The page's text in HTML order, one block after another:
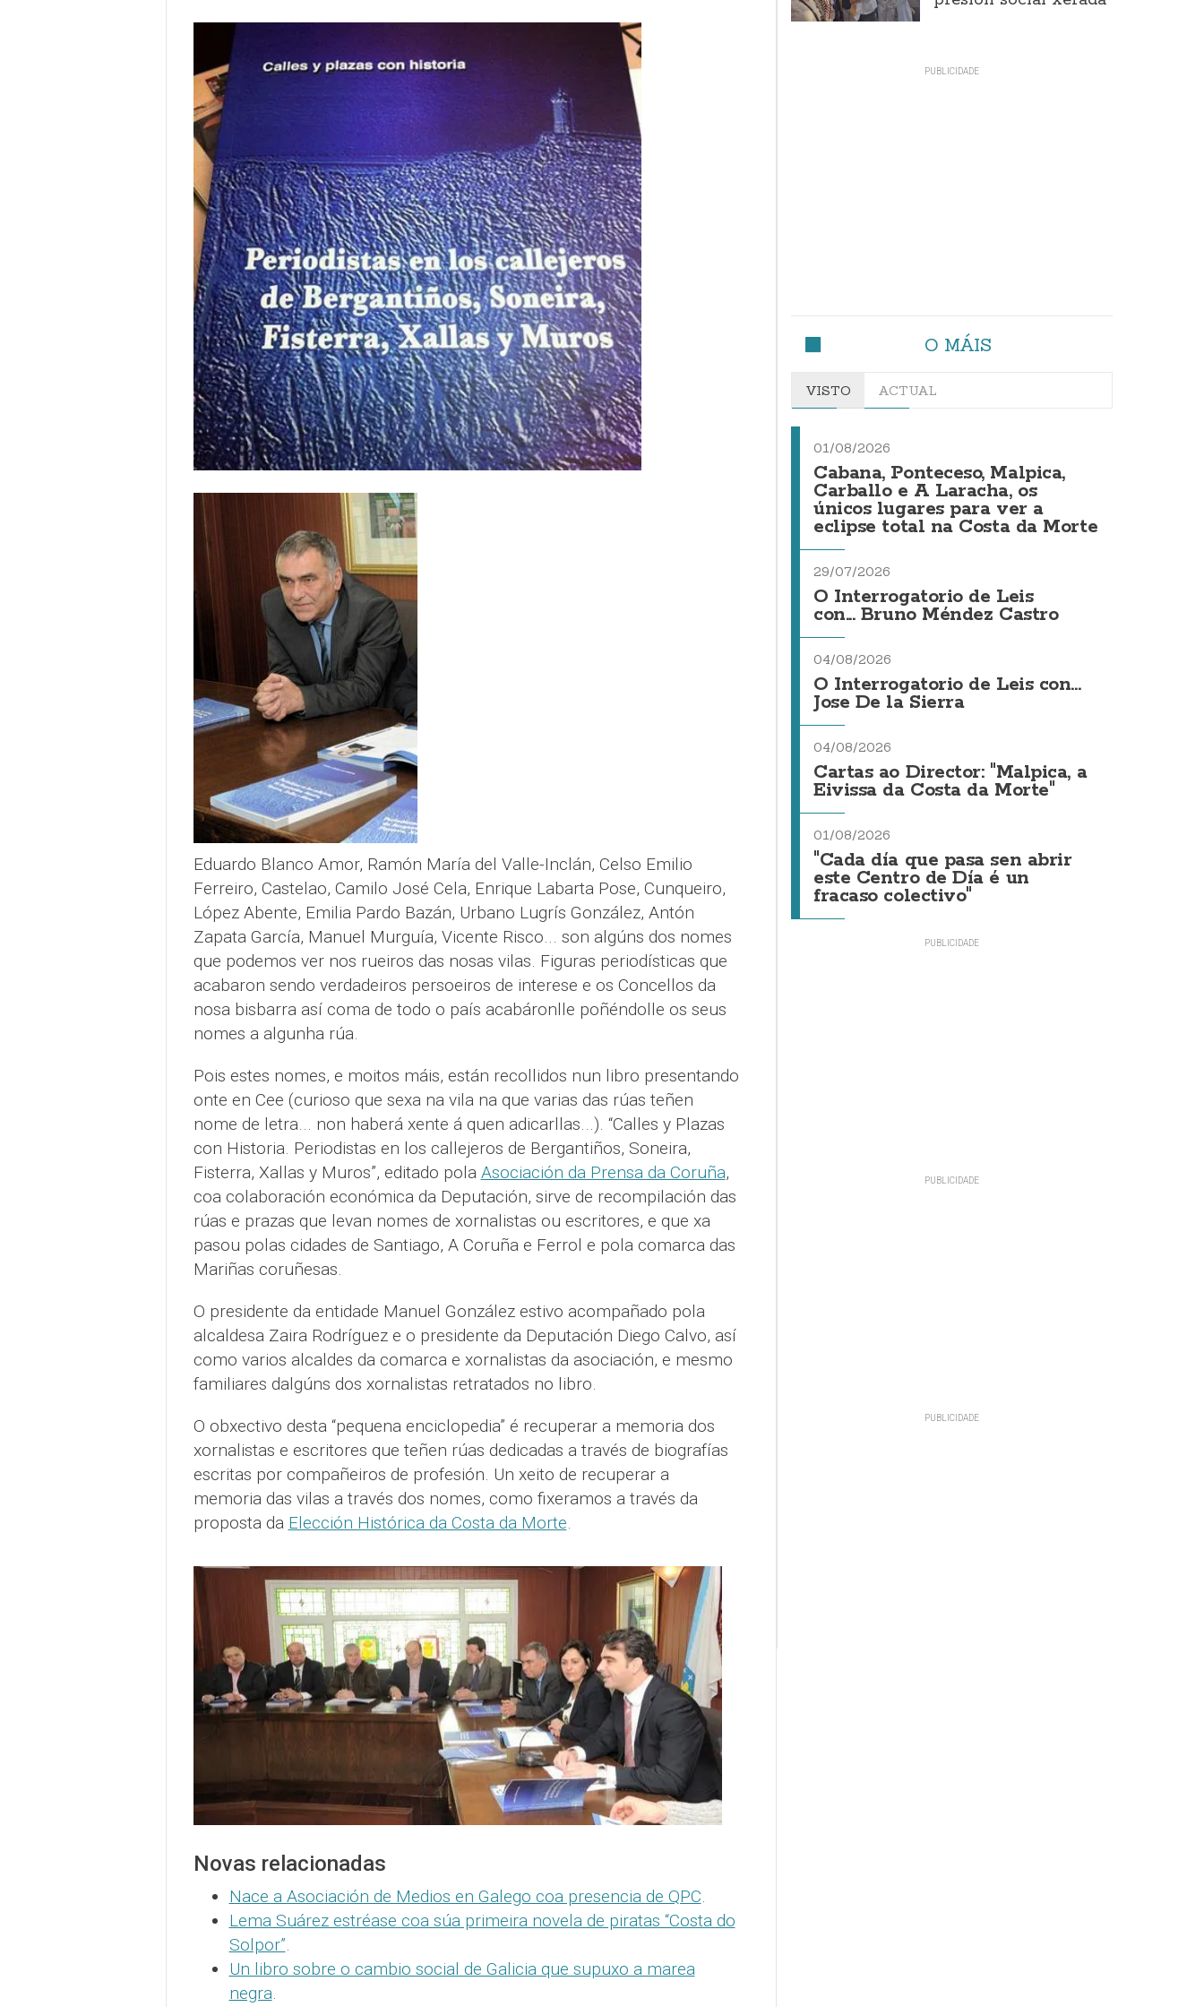
Eduardo Blanco Amor, Ramón María del Valle-Inclán, Celso Emilio
Ferreiro, Castelao, Camilo José Cela, Enrique Labarta Pose, Cunqueiro,
López Abente, Emilia Pardo Bazán, Urbano Lugrís González, Antón
Zapata García, Manuel Murguía, Vicente Risco... son algúns dos nomes
que podemos ver nos rueiros das nosas vilas. Figuras periodísticas que
acabaron sendo verdadeiros persoeiros de interese e os Concellos da
nosa bisbarra así coma de todo o país acabáronlle poñéndolle os seus
nomes a algunha rúa.
Pois estes nomes, e moitos máis, están recollidos nun libro presentando
onte en Cee (curioso que sexa na vila na que varias das rúas teñen
nome de letra... non haberá xente á quen adicarllas...). “Calles y Plazas
con Historia. Periodistas en los callejeros de Bergantiños, Soneira,
Fisterra, Xallas y Muros”, editado pola Asociación da Prensa da Coruña,
coa colaboración económica da Deputación, sirve de recompilación das
rúas e prazas que levan nomes de xornalistas ou escritores, e que xa
pasou polas cidades de Santiago, A Coruña e Ferrol e pola comarca das
Mariñas coruñesas.
O presidente da entidade Manuel González estivo acompañado pola
alcaldesa Zaira Rodríguez e o presidente da Deputación Diego Calvo, así
como varios alcaldes da comarca e xornalistas da asociación, e mesmo
familiares dalgúns dos xornalistas retratados no libro.
O obxectivo desta “pequena enciclopedia” é recuperar a memoria dos
xornalistas e escritores que teñen rúas dedicadas a través de biografías
escritas por compañeiros de profesión. Un xeito de recuperar a
memoria das vilas a través dos nomes, como fixeramos a través da
proposta da Elección Histórica da Costa da Morte
Novas relacionadas
Nace a Asociación de Medios en Galego coa presencia de QPC.
Lema Suárez estréase coa súa primeira novela de piratas “Costa do
Solpor”.
Un libro sobre o cambio social de Galicia que supuxo a marea
negra.
O MÁIS
VISTO ACTUAL
01/08/2026
Cabana, Ponteceso, Malpica,
Carballo e A Laracha, os
únicos lugares para ver a
eclipse total na Costa da Morte
29/07/2026
O Interrogatorio de Leis
con... Bruno Méndez Castro
04/08/2026
O Interrogatorio de Leis con...
Jose De la Sierra
04/08/2026
Cartas ao Director: "Malpica, a
Eivissa da Costa da Morte"
01/08/2026
"Cada día que pasa sen abrir
este Centro de Día é un
fracaso colectivo"